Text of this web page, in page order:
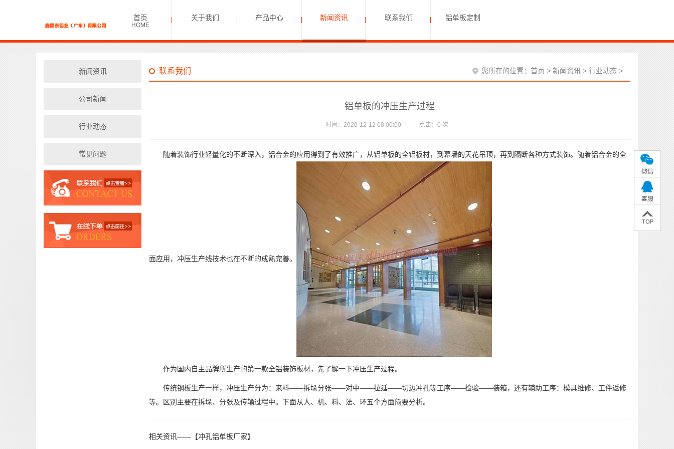
首页
HOME
关于我们 产品中心 新闻资讯 联系我们 铝单板定制
新闻资讯
公司新闻
行业动态
常见问题
联系我们 您所在的位置： 首页 > 新闻资讯 > 行业动态 >
铝单板的冲压生产过程
时间：2020-12-12 08:00:00 点击： 0 次
随着装饰行业轻量化的不断深入，铝合金的应用得到了有效推广，从铝单板的全铝板材，到幕墙的天花吊顶，再到隔断各种方式装饰。随着铝合金的全
面应用，冲压生产线技术也在不断的成熟完善。
作为国内自主品牌所生产的第一款全铝装饰板材，先了解一下冲压生产过程。
传统钢板生产一样，冲压生产分为：来料——拆垛分张——对中——拉延——切边冲孔等工序——检验——装箱，还有辅助工序：模具维修、工件返修
等。区别主要在拆垛、分张及传输过程中。下面从人、机、料、法、环五个方面简要分析。
相关资讯——【冲孔铝单板厂家】